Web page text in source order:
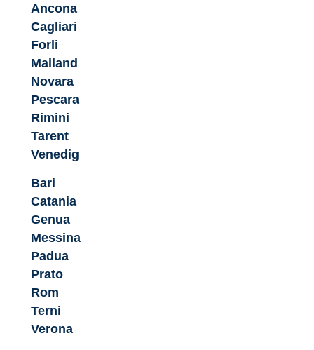
Ancona
Cagliari
Forli
Mailand
Novara
Pescara
Rimini
Tarent
Venedig
Bari
Catania
Genua
Messina
Padua
Prato
Rom
Terni
Verona